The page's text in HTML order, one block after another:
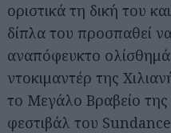
οριστικά τη δική του
δίπλα του προσπαθεί
αναπόφευκτο
ντοκιμαντέρ της
το Μεγάλο Βραβείο
φεστιβάλ του